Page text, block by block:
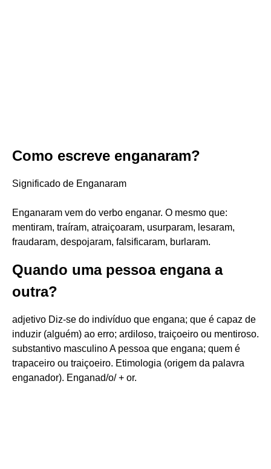
Como escreve enganaram?
Significado de Enganaram
Enganaram vem do verbo enganar. O mesmo que:
mentiram, traíram, atraiçoaram, usurparam, lesaram,
fraudaram, despojaram, falsificaram, burlaram.
Quando uma pessoa engana a
outra?
adjetivo Diz-se do indivíduo que engana; que é capaz de
induzir (alguém) ao erro; ardiloso, traiçoeiro ou mentiroso.
substantivo masculino A pessoa que engana; quem é
trapaceiro ou traiçoeiro. Etimologia (origem da palavra
enganador). Enganad/o/ + or.